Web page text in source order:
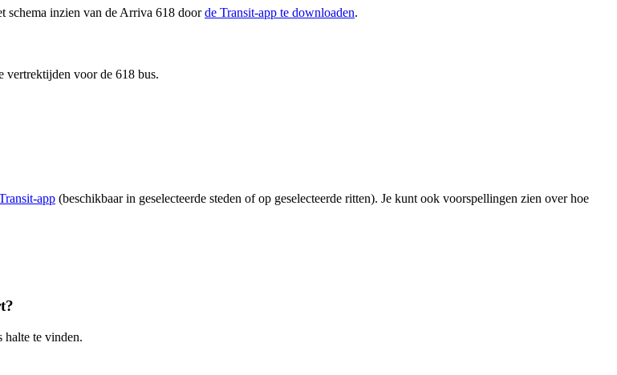
schema inzien van de Arriva 618 doorde Transit-app te downloaden.
vertrektijden voor de 618 bus.
app (beschikbaar in geselecteerde steden of op geselecteerde ritten). Je kunt ook voorspellingen zien over hoe
halte te vinden.